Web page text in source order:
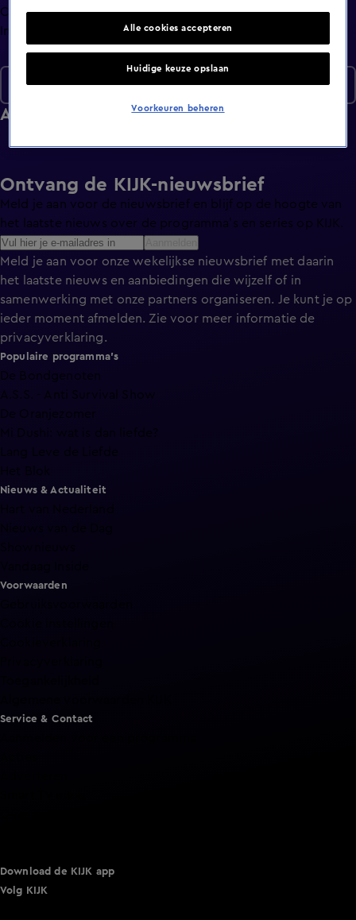
Clips
Info
Afleveringen
Seizoen 2
Ontvang de KIJK-nieuwsbrief
Meld je aan voor de nieuwsbrief en blijf op de hoogte van
het laatste nieuws over de programma’s en series op KIJK.
Meld je aan voor onze wekelijkse nieuwsbrief met daarin
het laatste nieuws en aanbiedingen die wijzelf of in
samenwerking met onze partners organiseren. Je kunt je op
ieder moment afmelden. Zie voor meer informatie de
privacyverklaring.
Populaire programma's
De Bondgenoten
A.S.S. - Anti Survival Show
De Oranjezomer
Mi Dushi: wat is dan liefde?
Lang Leve de Liefde
Nieuws & Actualiteit
Voorwaarden
Service & Contact
Download de KIJK app
Volg KIJK
Alle cookies accepteren
Huidige keuze opslaan
Voorkeuren beheren